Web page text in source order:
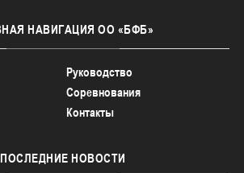
НАВИГАЦИЯ ОО «БФБ»
Руководство
Соревнования
Контакты
ПОСЛЕДНИЕ НОВОСТИ